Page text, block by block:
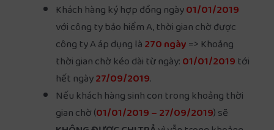
Khách hàng ký hợp đồng ngày01/01/2019
với công ty bảo hiểm A, thời gian chờ được
công ty A áp dụng là270 ngày=> Khoảng
thời gian chờ kéo dài từ ngày:01/01/2019tới
hết ngày27/09/2019.
Nếu khách hàng sinh con trong khoảng thời
gian chờ (01/01/2019 – 27/09/2019) sẽ